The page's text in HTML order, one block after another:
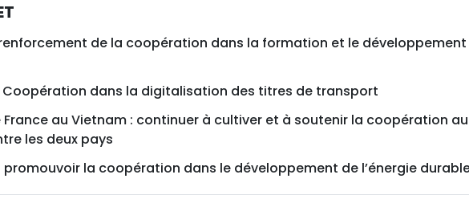
de la coopération dans la formation et le développement
Coopération dans la digitalisation des titres de transport
au Vietnam : continuer à cultiver et à soutenir la coopération au
les deux pays
promouvoir la coopération dans le développement de l’énergie